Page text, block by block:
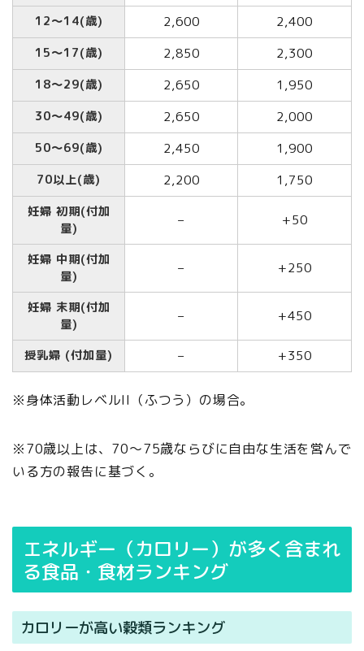
12～14(歳) 2,600 2,400
15～17(歳) 2,850 2,300
18～29(歳) 2,650 1,950
30～49(歳) 2,650 2,000
50～69(歳) 2,450 1,900
70以上(歳) 2,200 1,750
妊婦 初期(付加
量)
– +50
妊婦 中期(付加
量)
– +250
妊婦 末期(付加
量)
– +450
授乳婦 (付加量) – +350
※身体活動レベルII（ふつう）の場合。
※70歳以上は、70～75歳ならびに自由な生活を営んで
いる方の報告に基づく。
エネルギー（カロリー）が多く含まれ
る食品・食材ランキング
カロリーが高い穀類ランキング